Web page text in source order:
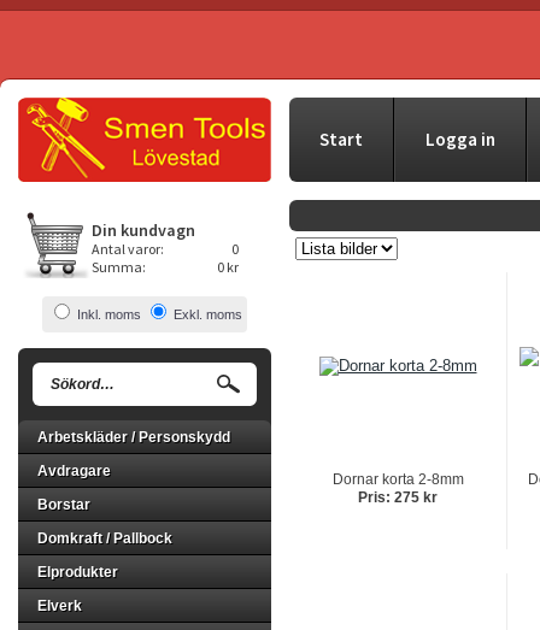
Start Logga in
Din kundvagn
Antal varor:
0
Summa:
0 kr
Inkl. moms Exkl. moms
Arbetskläder / Personskydd
Avdragare
Borstar
Domkraft / Pallbock
Elprodukter
Elverk
Dornar korta 2-8mm
Pris: 275 kr